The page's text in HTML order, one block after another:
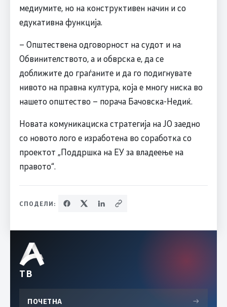
медиумите, но на конструктивен начин и со
едукативна функција.
– Општествена одговорност на судот и на
Обвинителството, а и обврска е, да се
доближите до граѓаните и да го подигнувате
нивото на правна култура, која е многу ниска во
нашето општество – порача Бачовска-Недиќ.
Новата комуникациска стратегија на ЈО заедно
со новото лого е изработена во соработка со
проектот „Поддршка на ЕУ за владеење на
правото“.
СПОДЕЛИ:
ТВ
ПОЧЕТНА →